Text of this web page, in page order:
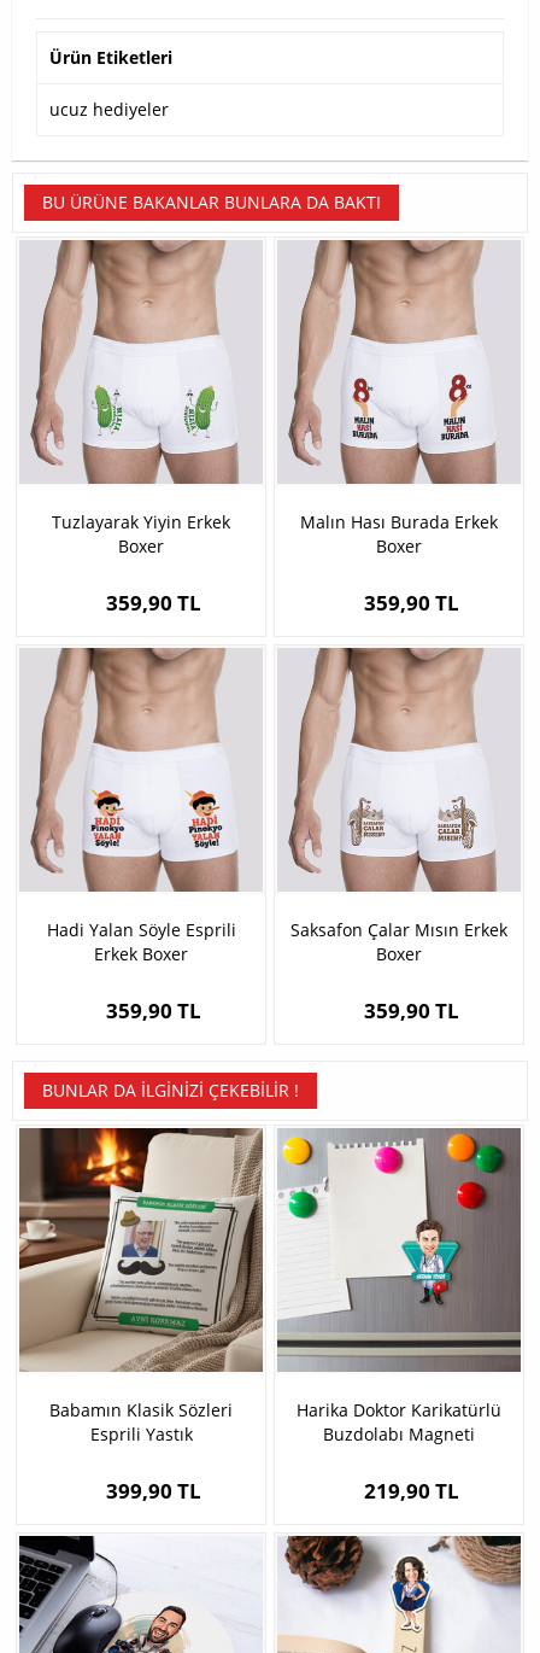
Ürün Etiketleri
ucuz hediyeler
BU ÜRÜNE BAKANLAR BUNLARA DA BAKTI
Tuzlayarak Yiyin Erkek
Boxer
359,90 TL
Malın Hası Burada Erkek
Boxer
359,90 TL
Hadi Yalan Söyle Esprili
Erkek Boxer
359,90 TL
Saksafon Çalar Mısın Erkek
Boxer
359,90 TL
BUNLAR DA İLGINIZI ÇEKEBILIR !
Babamın Klasik Sözleri
Esprili Yastık
399,90 TL
Harika Doktor Karikatürlü
Buzdolabı Magneti
219,90 TL